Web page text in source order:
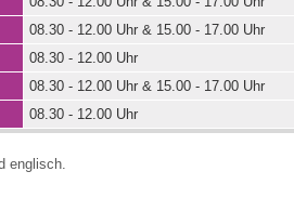
gestalten
08.30 - 12.00 Uhr & 15.00 - 17.00 Uhr
08.30 - 12.00 Uhr
08.30 - 12.00 Uhr & 15.00 - 17.00 Uhr
08.30 - 12.00 Uhr
englisch.